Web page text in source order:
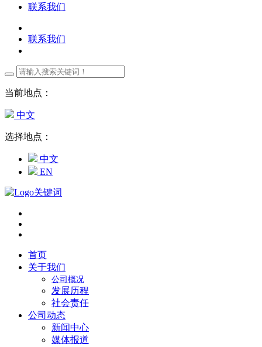
联系我们
联系我们
当前地点：
中文
选择地点：
中文
EN
首页
关于我们
公司概况
发展历程
社会责任
公司动态
新闻中心
媒体报道